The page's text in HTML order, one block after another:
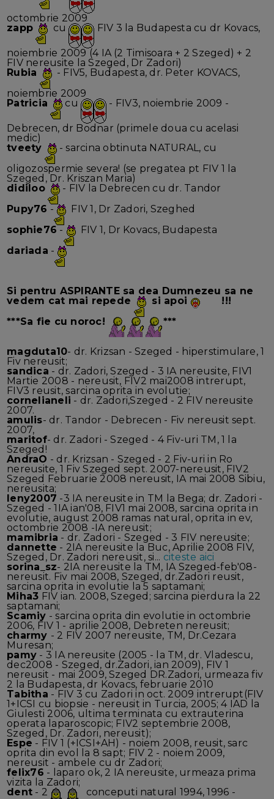
octombrie 2009
zapp
cu FIV 3 la Budapesta cu dr Kovacs,
noiembrie 2009 (4 IA (2 Timisoara + 2 Szeged) + 2
FIV nereusite la Szeged, Dr Zadori)
Rubia
- FIV5, Budapesta, dr. Peter KOVACS,
noiembrie 2009
Patricia
cu - FIV3, noiembrie 2009 -
Debrecen, dr Bodnar (primele doua cu acelasi
medic)
tveety
- sarcina obtinuta NATURAL, cu
oligozospermie severa! (se pregatea pt FIV 1 la
Szeged, Dr. Kriszan Maria)
didiloo
- FIV la Debrecen cu dr. Tandor
Pupy76 -
FIV 1, Dr Zadori, Szeghed
sophie76 -
FIV 1, Dr Kovacs, Budapesta
dariada -
Si pentru ASPIRANTEsa dea Dumnezeu sa ne
vedem cat mai repede
si apoi
!!!
***Sa fie cu noroc!
***
magduta10- dr. Krizsan - Szeged - hiperstimulare, 1
Fiv nereusit;
sandica - dr. Zadori, Szeged - 3 IA nereusite, FIV1
Martie 2008 - nereusit, FIV2 mai2008 intrerupt,
FIV3 reusit, sarcina oprita in evolutie;
cornelianeli - dr. Zadori,Szeged - 2 FIV nereusite
2007.
amulis- dr. Tandor - Debrecen - Fiv nereusit sept.
2007,
maritof- dr. Zadori - Szeged - 4 Fiv-uri TM, 1 la
Szeged!
AndraO - dr. Krizsan - Szeged - 2 Fiv-uri in Ro
nereusite, 1 Fiv Szeged sept. 2007-nereusit, FIV2
Szeged Februarie 2008 nereusit, IA mai 2008 Sibiu,
nereusita;
leny2007 -3 IA nereusite in TM la Bega; dr. Zadori -
Szeged - 1IA ian'08, FIV1 mai 2008, sarcina oprita in
evolutie, august 2008 ramas natural, oprita in ev,
octombrie 2008 -IA nereusit;
mamibria - dr. Zadori - Szeged - 3 FIV nereusite;
dannette - 2IA nereusite la Buc, Aprilie 2008 FIV,
Szeged, Dr. Zadori nereusit, si... citeste aici
sorina_sz- 2IA nereusite la TM, IA Szeged-feb'08-
nereusit. Fiv mai 2008, Szeged, dr.Zadori reusit,
sarcina oprita in evolutie la 5 saptamani;
Miha3 FIV ian. 2008, Szeged; sarcina pierdura la 22
saptamani;
Scamiy - sarcina oprita din evolutie in octombrie
2006, FIV 1 - aprilie 2008, Debreten nereusit;
charmy - 2 FIV 2007 nereusite, TM, Dr.Cezara
Muresan;
pamy - 3 IA nereusite (2005 - la TM, dr. Vladescu,
dec2008 - Szeged, dr.Zadori, ian 2009), FIV 1
nereusit - mai 2009, Szeged DR.Zadori, urmeaza fiv
2 la Budapesta, dr Kovacs, februarie 2010
Tabitha - FIV 3 cu Zadori in oct. 2009 intrerupt(FIV
1+ICSI cu biopsie - nereusit in Turcia, 2005; 4 IAD la
Giulesti 2006, ultima terminata cu extrauterina
operata laparoscopic; FIV2 septembrie 2008,
Szeged, Dr. Zadori, nereusit);
Espe - FIV 1 (+ICSI+AH) - noiem 2008, reusit, sarc
oprita din evol la 8 sapt; FIV 2 - noiem 2009,
nereusit - ambele cu dr Zadori;
felix76 - laparo ok, 2 IA nereusite, urmeaza prima
vizita la Zadori;
dent - 2 conceputi natural 1994, 1996 -